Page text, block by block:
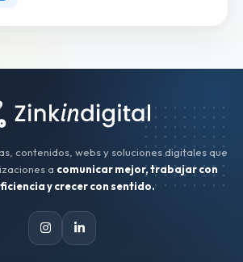
contenidos, webs y soluciones digitales que
a comunicar mejor, trabajar con
y crecer con sentido.